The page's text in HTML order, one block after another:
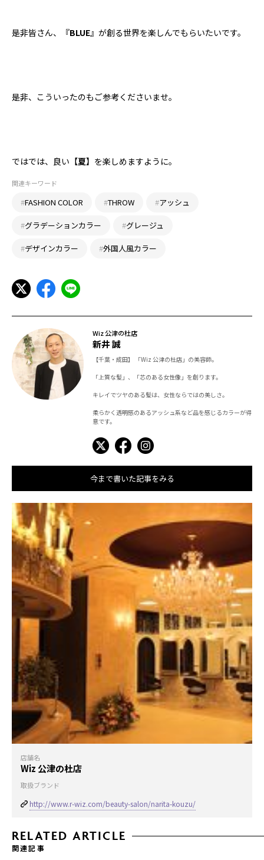
是非皆さん、『BLUE』が創る世界を楽しんでもらいたいです。
是非、こういったのもご参考くださいませ。
ではでは、良い【夏】を楽しめますように。
関連キーワード
#FASHION COLOR #THROW #アッシュ
#グラデーションカラー #グレージュ
#デザインカラー #外国人風カラー
Wiz 公津の杜店
新井 誠
【千葉・成田】 「Wiz 公津の杜店」の美容師。
「上質な髪」、「芯のある女性像」を創ります。
キレイでツヤのある髪は、女性ならではの美しさ。
柔らかく透明感のあるアッシュ系など品を感じるカラーが得
意です。
今まで書いた記事をみる
店舗名
Wiz 公津の杜店
取扱ブランド
http://www.r-wiz.com/beauty-salon/narita-kouzu/
RELATED ARTICLE
関連記事